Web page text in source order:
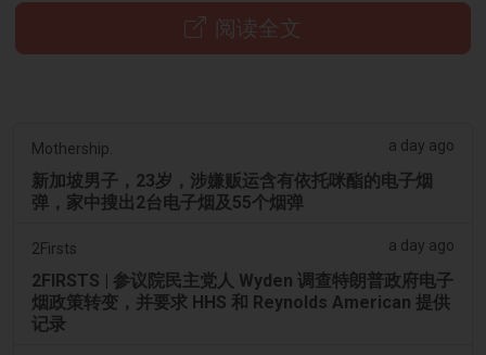
阅读全文
Mothership. a day ago
新加坡男子，23岁，涉嫌贩运含有依托咪酯的电子烟
弹，家中搜出2台电子烟及55个烟弹
2Firsts a day ago
2FIRSTS | 参议院民主党人 Wyden 调查特朗普政府电子
烟政策转变，并要求 HHS 和 Reynolds American 提供
记录